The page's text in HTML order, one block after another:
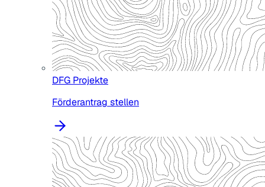
DFG Projekte
Förderantrag stellen